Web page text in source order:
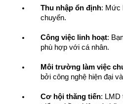
Thu nhập ổn định: Mức
chuyến.
Công việc linh hoạt:
phù hợp với cá nhân.
Môi trường làm việc
bởi công nghệ hiện đại
Cơ hội thăng tiến: LMD